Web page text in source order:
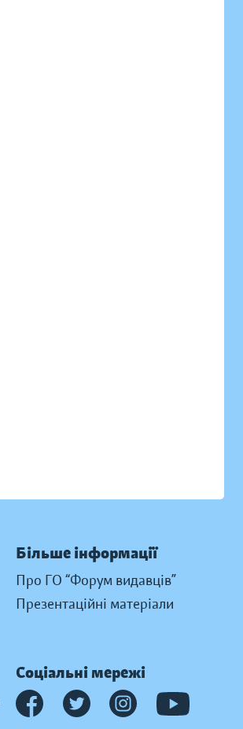
Більше інформації
Про ГО “Форум видавців”
Презентаційні матеріали
Соціальні мережі